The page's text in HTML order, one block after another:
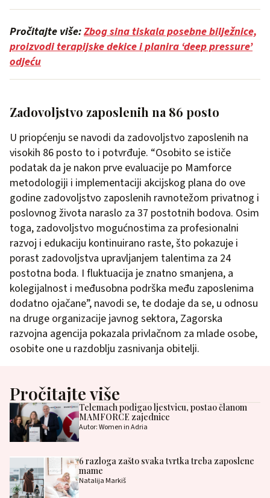
Pročitajte više:Zbog sina tiskala posebne bilježnice,
proizvodi terapijske dekice i planira ‘deep pressure’
odjeću
Zadovoljstvo zaposlenih na 86 posto
U priopćenju se navodi da zadovoljstvo zaposlenih na
visokih 86 posto to i potvrđuje. “Osobito se ističe
podatak da je nakon prve evaluacije po Mamforce
metodologiji i implementaciji akcijskog plana do ove
godine zadovoljstvo zaposlenih ravnotežom privatnog i
poslovnog života naraslo za 37 postotnih bodova. Osim
toga, zadovoljstvo mogućnostima za profesionalni
razvoj i edukaciju kontinuirano raste, što pokazuje i
porast zadovoljstva upravljanjem talentima za 24
postotna boda. I fluktuacija je znatno smanjena, a
kolegijalnost i međusobna podrška među zaposlenima
dodatno ojačane”, navodi se, te dodaje da se, u odnosu
na druge organizacije javnog sektora, Zagorska
razvojna agencija pokazala privlačnom za mlade osobe,
osobite one u razdoblju zasnivanja obitelji.
Pročitajte više
Telemach podigao ljestvicu, postao članom
MAMFORCE zajednice
Autor: Women in Adria
6 razloga zašto svaka tvrtka treba zaposlene
mame
Natalija Markiš